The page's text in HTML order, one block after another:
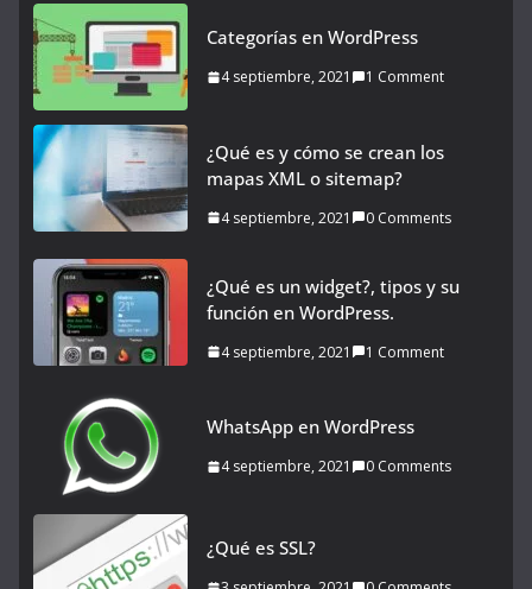
Categorías en WordPress
4 septiembre, 2021 1 Comment
¿Qué es y cómo se crean los
mapas XML o sitemap?
4 septiembre, 2021 0 Comments
¿Qué es un widget?, tipos y su
función en WordPress.
4 septiembre, 2021 1 Comment
WhatsApp en WordPress
4 septiembre, 2021 0 Comments
¿Qué es SSL?